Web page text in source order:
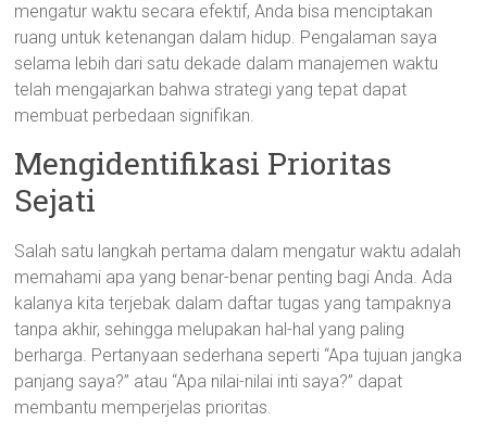
mengatur waktu secara efektif, Anda bisa menciptakan
ruang untuk ketenangan dalam hidup. Pengalaman saya
selama lebih dari satu dekade dalam manajemen waktu
telah mengajarkan bahwa strategi yang tepat dapat
membuat perbedaan signifikan.
Mengidentifikasi Prioritas
Sejati
Salah satu langkah pertama dalam mengatur waktu adalah
memahami apa yang benar-benar penting bagi Anda. Ada
kalanya kita terjebak dalam daftar tugas yang tampaknya
tanpa akhir, sehingga melupakan hal-hal yang paling
berharga. Pertanyaan sederhana seperti “Apa tujuan jangka
panjang saya?” atau “Apa nilai-nilai inti saya?” dapat
membantu memperjelas prioritas.